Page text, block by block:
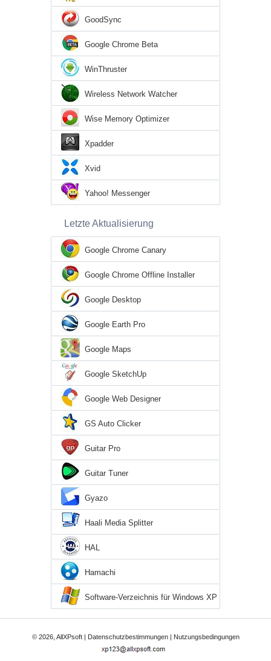
GoodSync
Google Chrome Beta
WinThruster
Wireless Network Watcher
Wise Memory Optimizer
Xpadder
Xvid
Yahoo! Messenger
Letzte Aktualisierung
Google Chrome Canary
Google Chrome Offline Installer
Google Desktop
Google Earth Pro
Google Maps
Google SketchUp
Google Web Designer
GS Auto Clicker
Guitar Pro
Guitar Tuner
Gyazo
Haali Media Splitter
HAL
Hamachi
Software-Verzeichnis für Windows XP
© 2026, AllXPsoft | Datenschutzbestimmungen| Nutzungsbedingungen